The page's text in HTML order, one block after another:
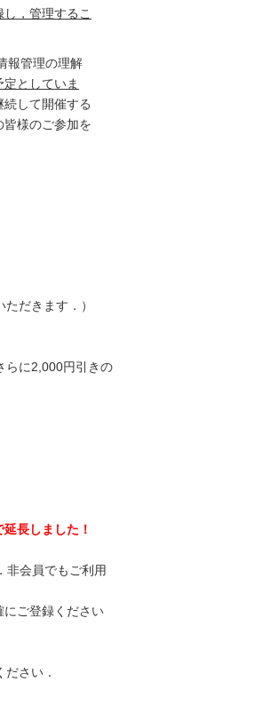
，管理するこ
報管理の理解
としていま
して開催する
様のご参加を
だきます．）
らに2,000円引きの
長しました！
非会員でもご利用
ご登録ください
さい．